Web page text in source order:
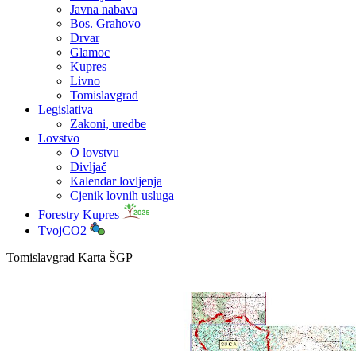
Javna nabava
Bos. Grahovo
Drvar
Glamoc
Kupres
Livno
Tomislavgrad
Legislativa
Zakoni, uredbe
Lovstvo
O lovstvu
Divljač
Kalendar lovljenja
Cjenik lovnih usluga
Forestry Kupres
TvojCO2
Tomislavgrad Karta ŠGP